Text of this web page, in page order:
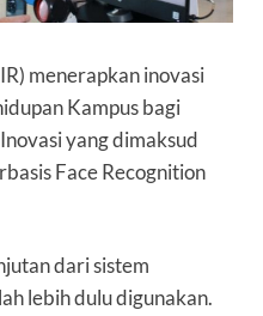
menerapkan inovasi
Kampus bagi
yang dimaksud
Face Recognition
dari sistem
lebih dulu digunakan.